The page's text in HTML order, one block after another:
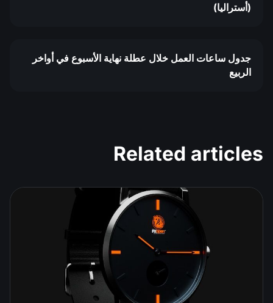
(أستراليا)
جدول ساعات العمل خلال عطلة نهاية الأسبوع في أواخر
الربيع
Related articles